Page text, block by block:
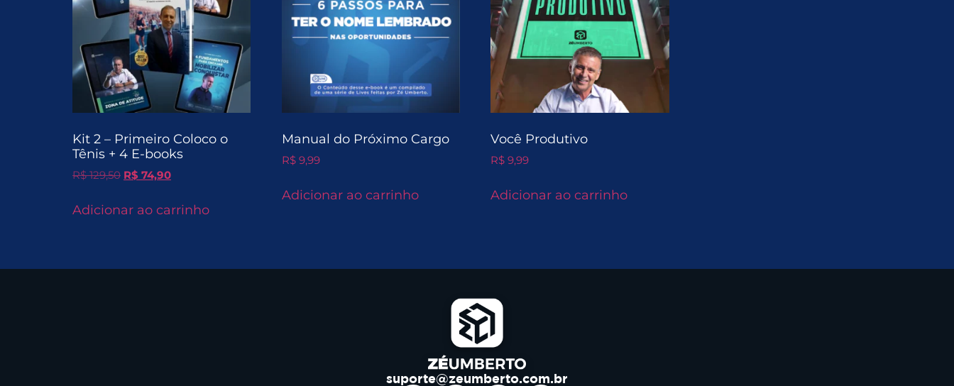
Kit 2 – Primeiro Coloco o
Tênis + 4 E-books
R$129,50 R$ 74,90
Adicionar ao carrinho
Manual do Próximo Cargo
R$9,99
Adicionar ao carrinho
Você Produtivo
R$ 9,99
Adicionar ao carrinho
suporte@zeumberto.com.br